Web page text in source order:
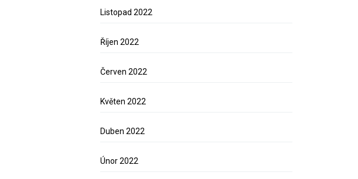
Listopad 2022
Říjen 2022
Červen 2022
Květen 2022
Duben 2022
Únor 2022